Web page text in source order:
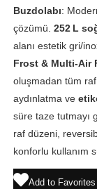
Buzdolabı:
çözümü. 252 L
alanı estetik gri/
Frost & Multi-Air
oluşmadan tüm
aydınlatma ve
süre taze tutmayı
raf düzeni,
konforlu kullanım
Add to Favorites